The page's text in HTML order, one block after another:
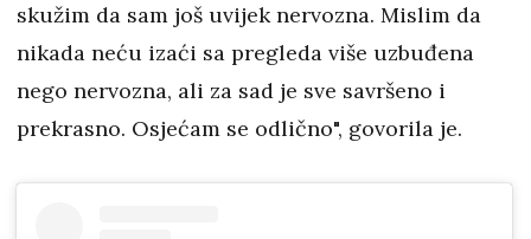
skužim da sam još uvijek nervozna. Mislim da
nikada neću izaći sa pregleda više uzbuđena
nego nervozna, ali za sad je sve savršeno i
prekrasno. Osjećam se odlično", govorila je.